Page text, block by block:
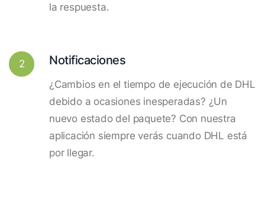
la respuesta.
2 Notificaciones
¿Cambios en el tiempo de ejecución de DHL
debido a ocasiones inesperadas? ¿Un
nuevo estado del paquete? Con nuestra
aplicación siempre verás cuando DHL está
por llegar.